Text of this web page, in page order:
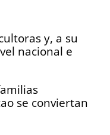
y, a su
nacional e
se conviertan